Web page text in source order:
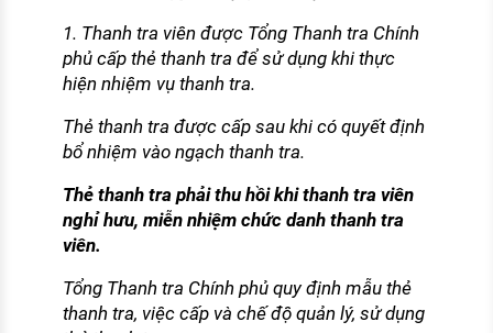
1. Thanh tra viên được Tổng Thanh tra Chính
phủ cấp thẻ thanh tra để sử dụng khi thực
hiện nhiệm vụ thanh tra.
Thẻ thanh tra được cấp sau khi có quyết định
bổ nhiệm vào ngạch thanh tra.
Thẻ thanh tra phải thu hồi khi thanh tra viên
nghỉ hưu, miễn nhiệm chức danh thanh tra
viên.
Tổng Thanh tra Chính phủ quy định mẫu thẻ
thanh tra, việc cấp và chế độ quản lý, sử dụng